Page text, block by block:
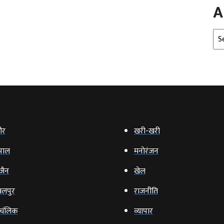
खरी-खरी
मनोरंजन
खेल
राजनीति
व्‍यापार